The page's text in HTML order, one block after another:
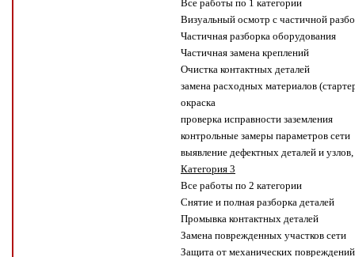
Все работы по 1 категории
Визуальный осмотр с частичной
Частичная разборка оборудования
Частичная замена креплений
Очистка контактных деталей
замена расходных материалов
окраска
проверка исправности заземления
контрольные замеры параметров сети
выявление дефектных деталей и
Категория 3
Все работы по 2 категории
Снятие и полная разборка деталей
Промывка контактных деталей
Замена поврежденных участков сети
Защита от механических повреждений